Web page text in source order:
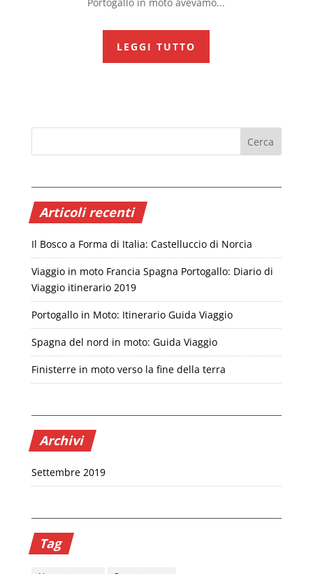
LEGGI TUTTO
Articoli recenti
Il Bosco a Forma di Italia: Castelluccio di Norcia
Viaggio in moto Francia Spagna Portogallo: Diario di
Viaggio itinerario 2019
Portogallo in Moto: Itinerario Guida Viaggio
Spagna del nord in moto: Guida Viaggio
Finisterre in moto verso la fine della terra
Archivi
Settembre 2019
Tag